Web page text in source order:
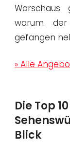
warum
gefangen
» Alle
Die Top
Blick